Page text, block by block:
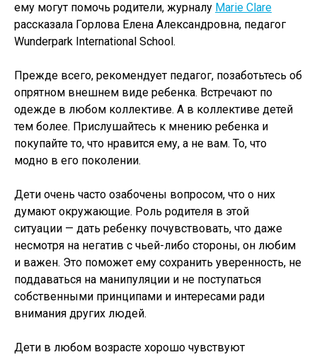
ему могут помочь родители, журналу Marie Clare
рассказала Горлова Елена Александровна, педагог
Wunderpark International School.
Прежде всего, рекомендует педагог, позаботьтесь об
опрятном внешнем виде ребенка. Встречают по
одежде в любом коллективе. А в коллективе детей
тем более. Прислушайтесь к мнению ребенка и
покупайте то, что нравится ему, а не вам. То, что
модно в его поколении.
Дети очень часто озабочены вопросом, что о них
думают окружающие. Роль родителя в этой
ситуации — дать ребенку почувствовать, что даже
несмотря на негатив с чьей-либо стороны, он любим
и важен. Это поможет ему сохранить уверенность, не
поддаваться на манипуляции и не поступаться
собственными принципами и интересами ради
внимания других людей.
Дети в любом возрасте хорошо чувствуют